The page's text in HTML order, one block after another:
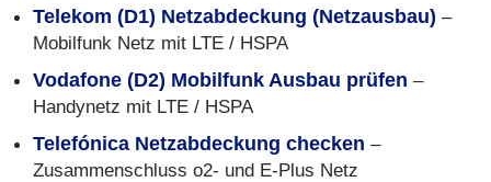
Telekom (D1) Netzabdeckung (Netzausbau) –
Mobilfunk Netz mit LTE / HSPA
Vodafone (D2) Mobilfunk Ausbau prüfen –
Handynetz mit LTE / HSPA
Telefónica Netzabdeckung checken –
Zusammenschluss o2- und E-Plus Netz